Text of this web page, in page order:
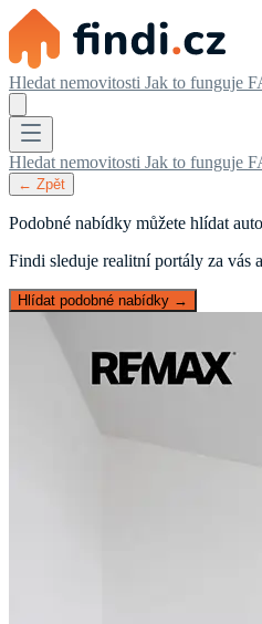
Hledat nemovitosti Jak to funguje
Hledat nemovitosti Jak to funguje
← Zpět
Podobné nabídky můžete hlídat
Findi sleduje realitní portály za vás
Hlídat podobné nabídky →